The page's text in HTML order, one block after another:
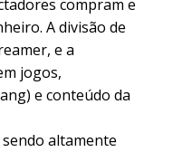
compram e
A divisão de
e a
jogos,
e conteúdo da
altamente